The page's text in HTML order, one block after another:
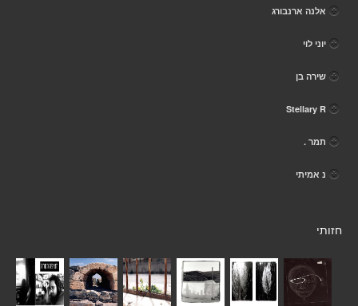
אלנה ארנבורג
יוני לוי
שירה בן
Stellary R
תמר .
נ אמיתי
חזותי